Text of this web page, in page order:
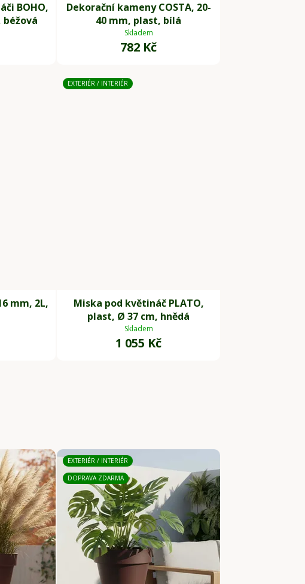
BOHO,
béžová
Dekorační kameny COSTA, 20-
40 mm, plast, bílá
Skladem
782 Kč
mm, 2L,
EXTERIÉR / INTERIÉR
Miska pod květináč PLATO,
plast, Ø 37 cm, hnědá
Skladem
1 055 Kč
EXTERIÉR / INTERIÉR
DOPRAVA ZDARMA